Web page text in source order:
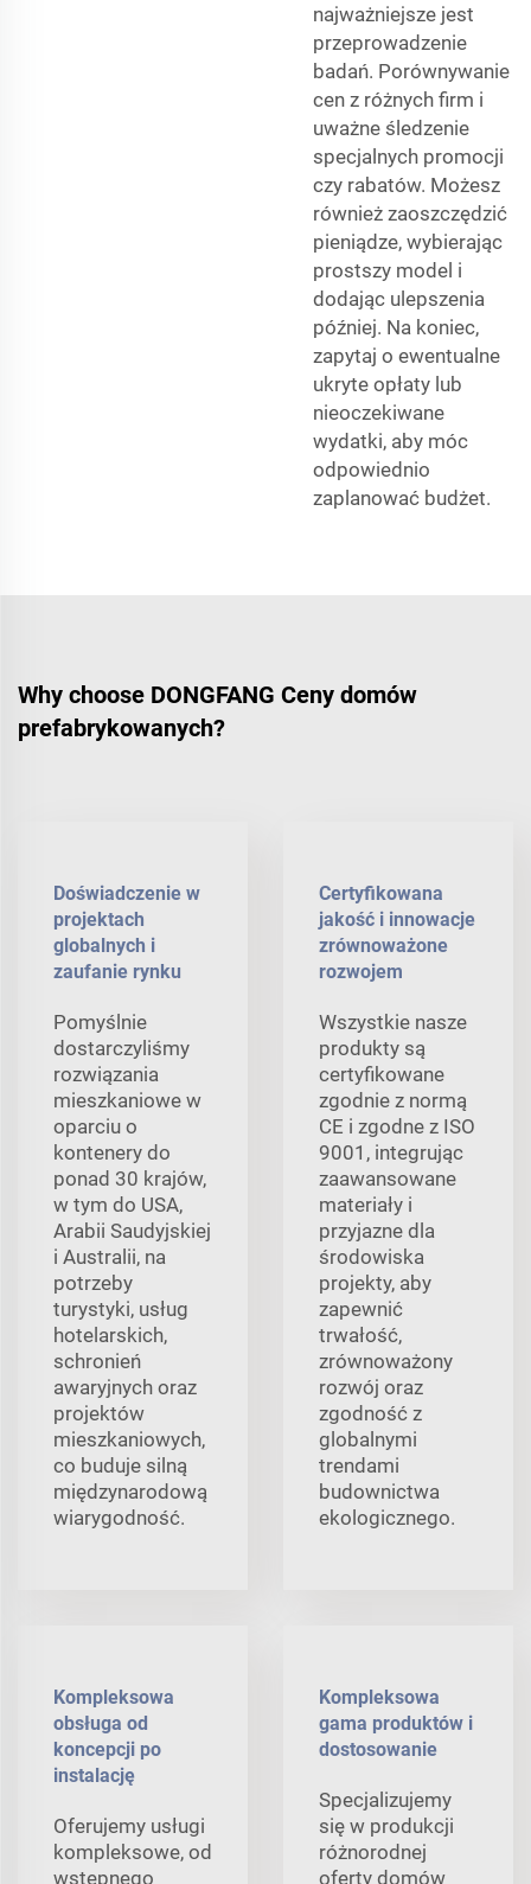
najważniejsze jest
przeprowadzenie
badań. Porównywanie
cen z różnych firm i
uważne śledzenie
specjalnych promocji
czy rabatów. Możesz
również zaoszczędzić
pieniądze, wybierając
prostszy model i
dodając ulepszenia
później. Na koniec,
zapytaj o ewentualne
ukryte opłaty lub
nieoczekiwane
wydatki, aby móc
odpowiednio
zaplanować budżet.
Why choose DONGFANG Ceny domów
prefabrykowanych?
Doświadczenie w
projektach
globalnych i
zaufanie rynku
Pomyślnie
dostarczyliśmy
rozwiązania
mieszkaniowe w
oparciu o
kontenery do
ponad 30 krajów,
w tym do USA,
Arabii Saudyjskiej
i Australii, na
potrzeby
turystyki, usług
hotelarskich,
schronień
awaryjnych oraz
projektów
mieszkaniowych,
co buduje silną
międzynarodową
wiarygodność.
Certyfikowana
jakość i innowacje
zrównoważone
rozwojem
Wszystkie nasze
produkty są
certyfikowane
zgodnie z normą
CE i zgodne z ISO
9001, integrując
zaawansowane
materiały i
przyjazne dla
środowiska
projekty, aby
zapewnić
trwałość,
zrównoważony
rozwój oraz
zgodność z
globalnymi
trendami
budownictwa
ekologicznego.
Kompleksowa
obsługa od
koncepcji po
instalację
Oferujemy usługi
kompleksowe, od
wstępnego
Kompleksowa
gama produktów i
dostosowanie
Specjalizujemy
się w produkcji
różnorodnej
oferty domów